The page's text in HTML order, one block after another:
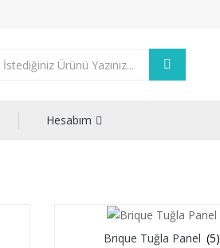
Hesabım
Brique Tuğla Panel (5)